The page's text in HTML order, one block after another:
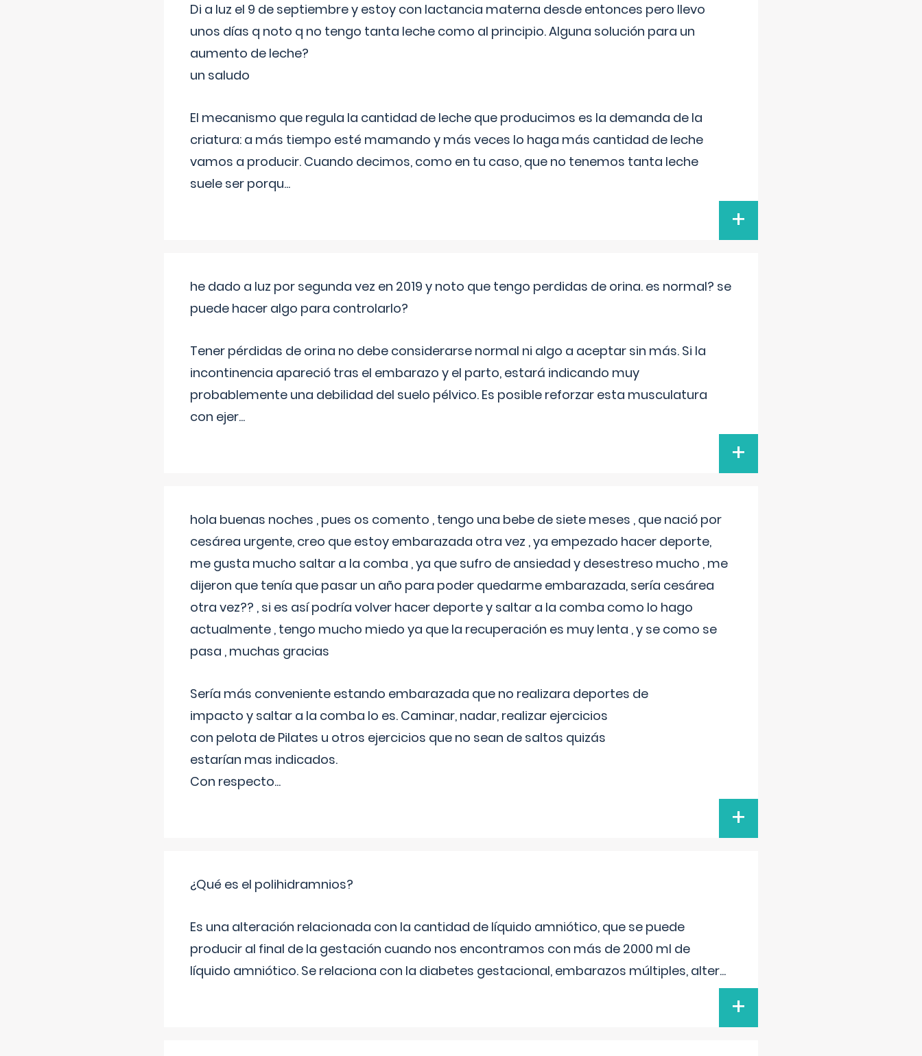
Di a luz el 9 de septiembre y estoy con lactancia materna desde entonces pero llevo
unos días q noto q no tengo tanta leche como al principio. Alguna solución para un
aumento de leche?
un saludo
El mecanismo que regula la cantidad de leche que producimos es la demanda de la
criatura: a más tiempo esté mamando y más veces lo haga más cantidad de leche
vamos a producir. Cuando decimos, como en tu caso, que no tenemos tanta leche
suele ser porqu...
+
he dado a luz por segunda vez en 2019 y noto que tengo perdidas de orina. es normal? se
puede hacer algo para controlarlo?
Tener pérdidas de orina no debe considerarse normal ni algo a aceptar sin más. Si la
incontinencia apareció tras el embarazo y el parto, estará indicando muy
probablemente una debilidad del suelo pélvico. Es posible reforzar esta musculatura
con ejer...
+
hola buenas noches , pues os comento , tengo una bebe de siete meses , que nació por
cesárea urgente, creo que estoy embarazada otra vez , ya empezado hacer deporte,
me gusta mucho saltar a la comba , ya que sufro de ansiedad y desestreso mucho , me
dijeron que tenía que pasar un año para poder quedarme embarazada, sería cesárea
otra vez?? , si es así podría volver hacer deporte y saltar a la comba como lo hago
actualmente , tengo mucho miedo ya que la recuperación es muy lenta , y se como se
pasa , muchas gracias
Sería más conveniente estando embarazada que no realizara deportes de
impacto y saltar a la comba lo es. Caminar, nadar, realizar ejercicios
con pelota de Pilates u otros ejercicios que no sean de saltos quizás
estarían mas indicados.
Con respecto...
+
¿Qué es el polihidramnios?
Es una alteración relacionada con la cantidad de líquido amniótico, que se puede
producir al final de la gestación cuando nos encontramos con más de 2000 ml de
líquido amniótico. Se relaciona con la diabetes gestacional, embarazos múltiples, alter...
+